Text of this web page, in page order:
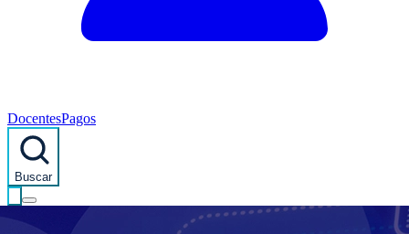
DocentesPagos
Buscar